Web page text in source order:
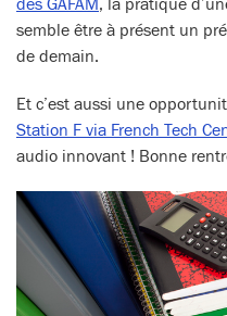
des GAFAM , la pratique
semble être à présent un
de demain.
Et c’est aussi une
Station F via French Tech
audio innovant ! Bonne